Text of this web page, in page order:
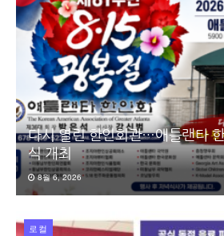
다시 열린 한인회관…애틀랜타
식 개최
8월 6, 2026
로컬